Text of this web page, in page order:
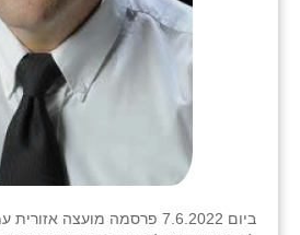
ביום 7.6.2022 פרסמה מועצה